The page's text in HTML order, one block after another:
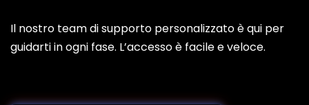
Il nostro team di supporto personalizzato è qui per
guidarti in ogni fase. L’accesso è facile e veloce.